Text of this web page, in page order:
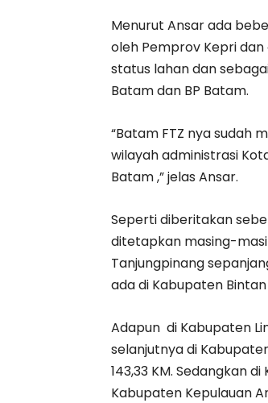
Menurut Ansar ada
oleh Pemprov Kepri
status lahan dan
Batam dan BP Batam.
“Batam FTZ nya sudah
wilayah administrasi
Batam ,” jelas Ansar.
Seperti diberitakan
ditetapkan masing-
Tanjungpinang
ada di Kabupaten Bintan
Adapun di Kabupaten
selanjutnya di
143,33 KM. Sedangkan
Kabupaten Kepulauan